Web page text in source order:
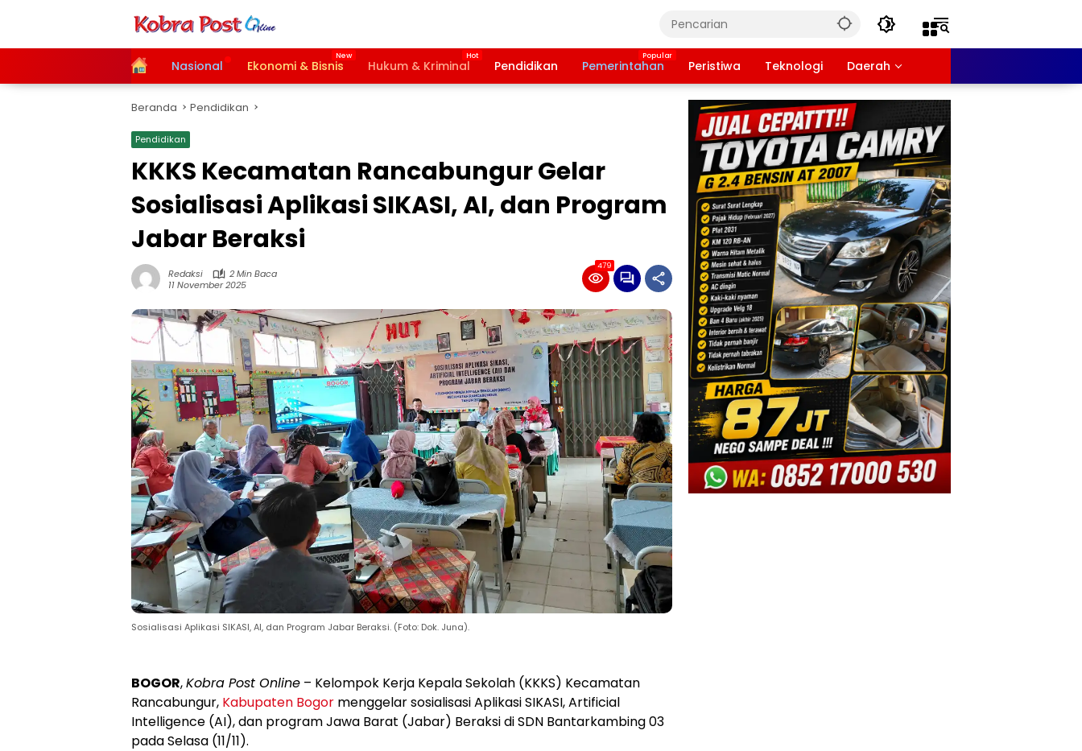
HomeNasional Ekonomi & Bisnis Hukum & Kriminal Pendidikan Pemerintahan Peristiwa Teknologi Daerah
Beranda Pendidikan
Pendidikan
KKKS Kecamatan Rancabungur Gelar
Sosialisasi Aplikasi SIKASI, AI, dan Program
Jabar Beraksi
Redaksi
2 Min Baca
11 November 2025
479
Sosialisasi Aplikasi SIKASI, AI, dan Program Jabar Beraksi. (Foto: Dok. Juna).
BOGOR,Kobra Post Online – Kelompok Kerja Kepala Sekolah (KKKS) Kecamatan
Rancabungur, Kabupaten Bogor menggelar sosialisasi Aplikasi SIKASI, Artificial
Intelligence (AI), dan program Jawa Barat (Jabar) Beraksi di SDN Bantarkambing 03
pada Selasa (11/11).